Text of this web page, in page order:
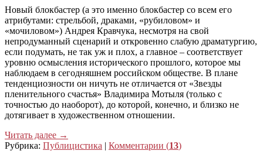
Новый блокбастер (а это именно блокбастер со всем его
атрибутами: стрельбой, драками, «рубиловом» и
«мочиловом») Андрея Кравчука, несмотря на свой
непродуманный сценарий и откровенно слабую драматургию,
если подумать, не так уж и плох, а главное – соответствует
уровню осмысления исторического прошлого, которое мы
наблюдаем в сегодняшнем российском обществе. В плане
тенденциозности он ничуть не отличается от «Звезды
пленительного счастья» Владимира Мотыля (только с
точностью до наоборот), до которой, конечно, и близко не
дотягивает в художественном отношении.
Читать далее →
Рубрика: Публицистика | Комментарии (13)